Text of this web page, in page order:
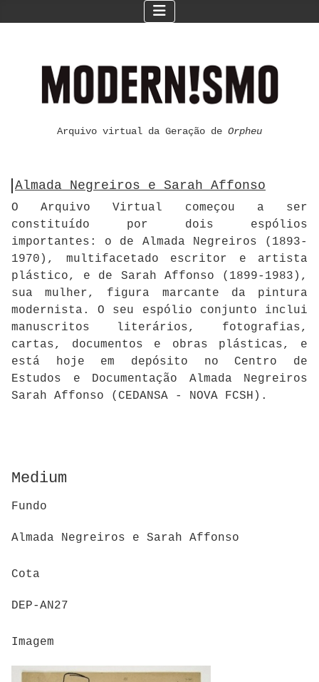
Arquivo virtual da Geração de Orpheu
Almada Negreiros e Sarah Affonso
O Arquivo Virtual começou a ser
constituído por dois espólios
importantes: o de Almada Negreiros (1893-
1970), multifacetado escritor e artista
plástico, e de Sarah Affonso (1899-1983),
sua mulher, figura marcante da pintura
modernista. O seu espólio conjunto inclui
manuscritos literários, fotografias,
cartas, documentos e obras plásticas, e
está hoje em depósito no Centro de
Estudos e Documentação Almada Negreiros
Sarah Affonso (CEDANSA - NOVA FCSH).
Medium
Fundo
Almada Negreiros e Sarah Affonso
Cota
DEP-AN27
Imagem